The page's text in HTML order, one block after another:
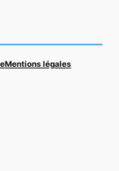
Mentions légales